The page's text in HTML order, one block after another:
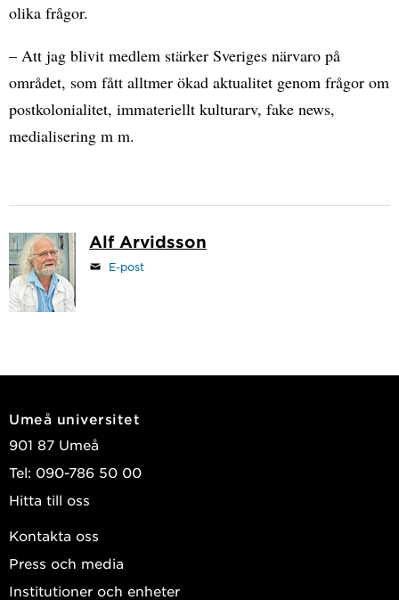
olika frågor.
– Att jag blivit medlem stärker Sveriges närvaro på
området, som fått alltmer ökad aktualitet genom frågor om
postkolonialitet, immateriellt kulturarv, fake news,
medialisering m m.
Alf Arvidsson
E-post
Umeå universitet
901 87 Umeå
Tel: 090-786 50 00
Hitta till oss
Kontakta oss
Press och media
Institutioner och enheter